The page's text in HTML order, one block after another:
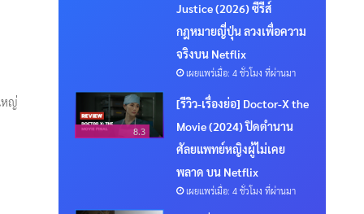
หญ่
Justice (2026) ซีรีส์
กฎหมายญี่ปุ่น ลวงเพื่อความ
จริงบน Netflix
เผยแพร่เมื่อ: 4 ชั่วโมง ที่ผ่านมา
8.3
[รีวิว-เรื่องย่อ] Doctor-X the
Movie (2024) ปิดตำนาน
ศัลยแพทย์หญิงผู้ไม่เคย
พลาด บน Netflix
เผยแพร่เมื่อ: 4 ชั่วโมง ที่ผ่านมา